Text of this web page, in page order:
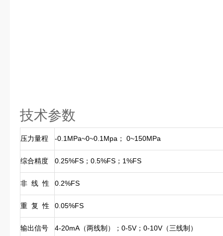
技术参数
压力量程 -0.1MPa~0~0.1Mpa； 0~150MPa
综合精度 0.25%FS；0.5%FS；1%FS
非 线 性 0.2%FS
重 复 性 0.05%FS
输出信号 4-20mA（两线制）；0-5V；0-10V（三线制）